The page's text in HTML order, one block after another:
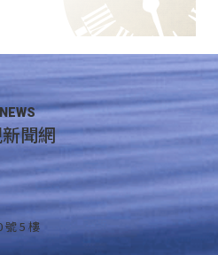
聞網
號 5 樓